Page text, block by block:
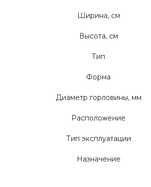
Ширина, см
Высота, см
Тип
Форма
Диаметр горловины, мм
Расположение
Тип эксплуатации
Назначение